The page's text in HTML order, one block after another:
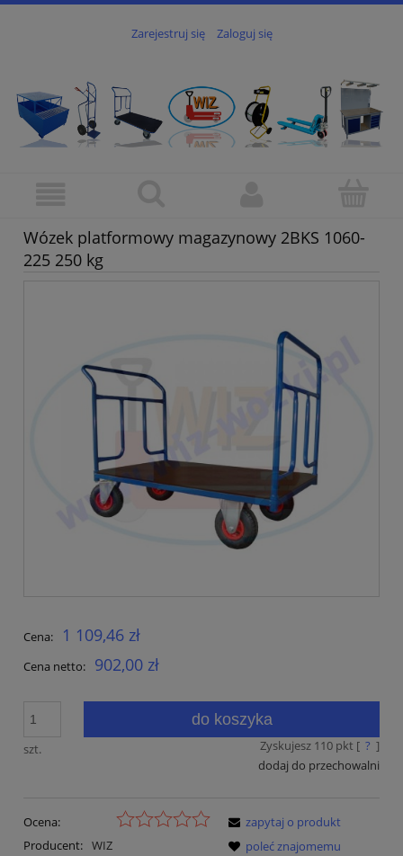
Zarejestruj się Zaloguj się
Wózek platformowy magazynowy 2BKS 1060-
225 250 kg
Cena: 1 109,46 zł
Cena netto: 902,00 zł
szt.
do koszyka
Zyskujesz 110pkt [ ? ]
dodaj do przechowalni
Ocena:
Producent: WIZ
zapytaj o produkt
poleć znajomemu